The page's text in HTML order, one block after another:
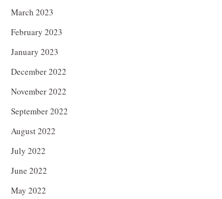
March 2023
February 2023
January 2023
December 2022
November 2022
September 2022
August 2022
July 2022
June 2022
May 2022